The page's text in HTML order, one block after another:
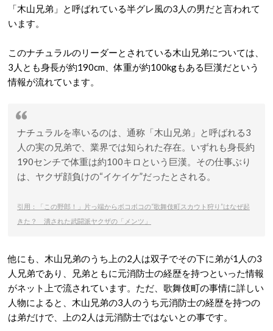
「木山兄弟」と呼ばれている半グレ風の3人の男だと言われて
います。
このナチュラルのリーダーとされている木山兄弟については、
3人とも身長が約190cm、体重が約100kgもある巨漢だという
情報が流れています。
ナチュラルを率いるのは、通称「木山兄弟」と呼ばれる3
人の実の兄弟で、業界では知られた存在。いずれも身長約
190センチで体重は約100キロという巨漢。その仕事ぶり
は、ヤクザ顔負けの“イケイケ”だったとされる。
引用：「この野郎！」片っ端からボコボコの“歌舞伎町スカウト狩り”はなぜ起
きた？ 潰された武闘派ヤクザの「メンツ」
他にも、木山兄弟のうち上の2人は双子でその下に弟が1人の3
人兄弟であり、兄弟ともに元消防士の経歴を持つといった情報
がネット上で流されています。ただ、歌舞伎町の事情に詳しい
人物によると、木山兄弟の3人のうち元消防士の経歴を持つの
は弟だけで、上の2人は元消防士ではないとの事です。